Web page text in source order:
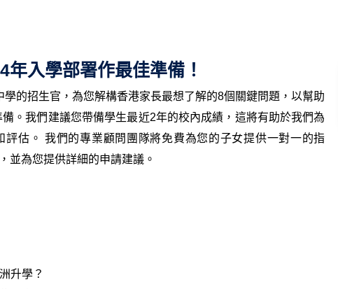
入學部署作最佳準備！
的招生官，為您解構香港家長最想了解的8個關鍵問題，以幫助
備。我們建議您帶備學生最近2年的校內成績，這將有助於我們為
評估。 我們的專業顧問團隊將免費為您的子女提供一對一的指
並為您提供詳細的申請建議。
升學？